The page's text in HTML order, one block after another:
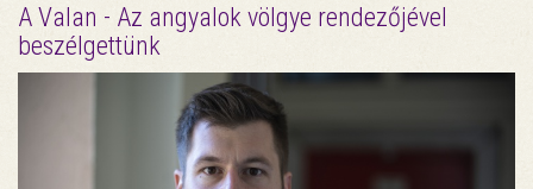
A Valan - Az angyalok völgye rendezőjével
beszélgettünk